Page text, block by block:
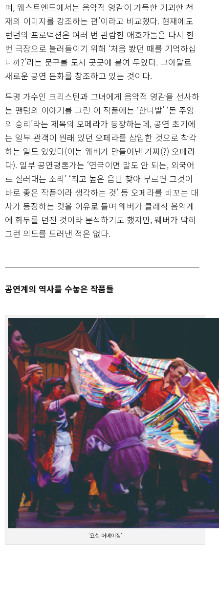
며, 웨스트엔드에서는 음악적 영감이 가득한 기괴한 천
재의 이미지를 강조하는 편’이라고 비교했다. 현재에도
런던의 프로덕션은 여러 번 관람한 애호가들을 다시 한
번 극장으로 불러들이기 위해 ‘처음 봤던 때를 기억하십
니까?’라는 문구를 도시 곳곳에 붙여 두었다. 그야말로
새로운 공연 문화를 창조하고 있는 것이다.
무명 가수인 크리스틴과 그녀에게 음악적 영감을 선사하
는 팬텀의 이야기를 그린 이 작품에는 ‘한니발’ ‘돈 주앙
의 승리’라는 제목의 오페라가 등장하는데, 공연 초기에
는 일부 관객이 원래 있던 오페라를 삽입한 것으로 착각
하는 일도 있었다(이는 웨버가 만들어낸 가짜(?) 오페라
다). 일부 공연평론가는 ‘연극이면 말도 안 되는, 외국어
로 질러대는 소리’ ‘최고 높은 음만 찾아 부르면 그것이
바로 좋은 작품이라 생각하는 것’ 등 오페라를 비꼬는 대
사가 등장하는 것을 이유로 들며 웨버가 클래식 음악계
에 화두를 던진 것이라 분석하기도 했지만, 웨버가 딱히
그런 의도를 드러낸 적은 없다.
공연계의 역사를 수놓은 작품들
‘요셉 어메이징’